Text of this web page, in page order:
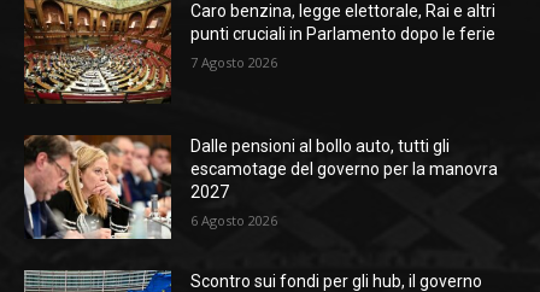
Caro benzina, legge elettorale, Rai e altri
punti cruciali in Parlamento dopo le ferie
7 Agosto 2026
Dalle pensioni al bollo auto, tutti gli
escamotage del governo per la manovra
2027
6 Agosto 2026
Scontro sui fondi per gli hub, il governo